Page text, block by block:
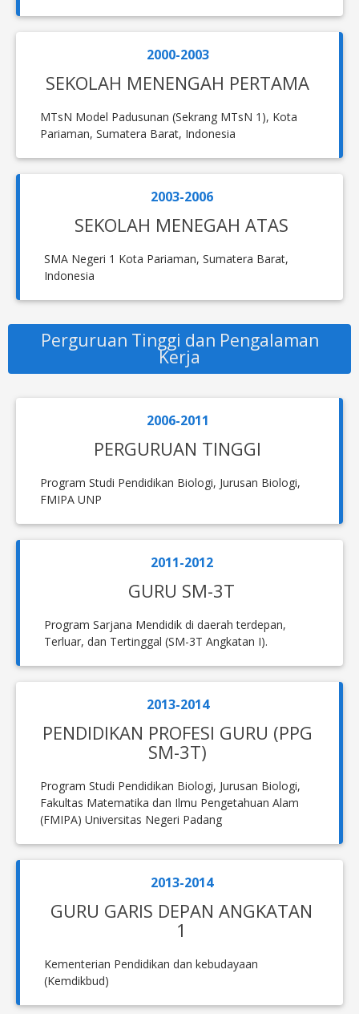
2000-2003
SEKOLAH MENENGAH PERTAMA
MTsN Model Padusunan (Sekrang MTsN 1), Kota
Pariaman, Sumatera Barat, Indonesia
2003-2006
SEKOLAH MENEGAH ATAS
SMA Negeri 1 Kota Pariaman, Sumatera Barat,
Indonesia
Perguruan Tinggi dan Pengalaman
Kerja
2006-2011
PERGURUAN TINGGI
Program Studi Pendidikan Biologi, Jurusan Biologi,
FMIPA UNP
2011-2012
GURU SM-3T
Program Sarjana Mendidik di daerah terdepan,
Terluar, dan Tertinggal (SM-3T Angkatan I).
2013-2014
PENDIDIKAN PROFESI GURU (PPG
SM-3T)
Program Studi Pendidikan Biologi, Jurusan Biologi,
Fakultas Matematika dan Ilmu Pengetahuan Alam
(FMIPA) Universitas Negeri Padang
2013-2014
GURU GARIS DEPAN ANGKATAN
1
Kementerian Pendidikan dan kebudayaan
(Kemdikbud)